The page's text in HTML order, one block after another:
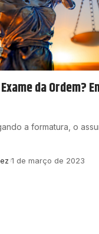
da Ordem?
a formatura, o
1 de março de 2023